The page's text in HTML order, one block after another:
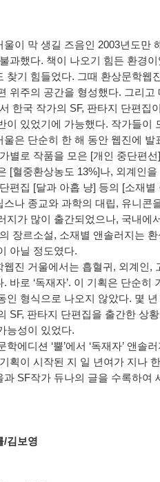
울이 막 생길 즈음인 2003년도만
과했다. 책이 나오기 힘든 환경
찾기 힘들었다. 그때 환상문학웹
위주의 공간을 형성했다. 그리
한국 작가의 SF, 판타지 단편집
이 있었기에 가능했다. 작가들이
울은 단순히 한 해 동안 웹진에
별로 작품을 모은 [개인 중단편
[혈중환상농도 13%]나, 외계인
편집 [달과 아홉 냥] 등의 [소재
스나 종교와 과학의 대립, 유니콘
지가 많이 출간되었으나, 국내에
장르소설, 소재별 앤솔러지는
아닐 정도였다.
웹진 거울에서는 흡혈귀, 외계인,
바로 ‘독재자’. 이 기획은 단순히
인 형식으로 나오지 않았다. 몇
SF, 판타지 단편집을 출간한 상
능성이 있었다.
학에디션 ‘뿔’에서 ‘독재자’ 앤솔
획이 시작된 지 일 년여가 지나
과 SF작가 듀나의 글을 수록하여
/김보영